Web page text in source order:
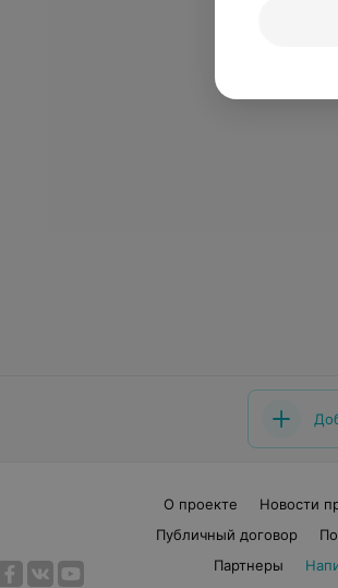
О проекте Новости
Публичный договор
Партнеры